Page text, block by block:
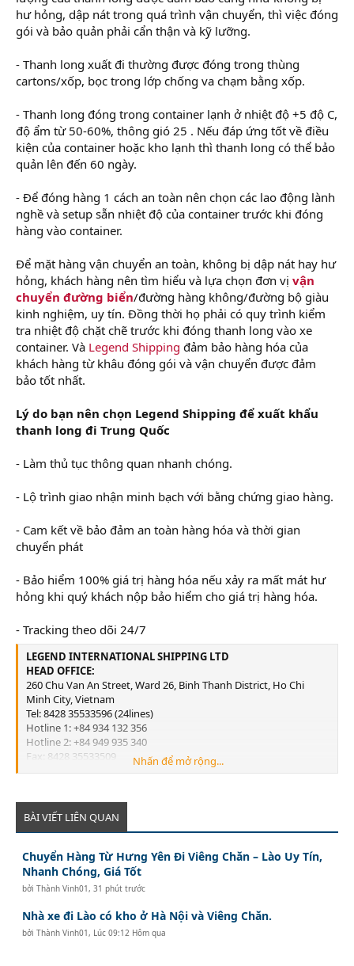
hư hỏng, dập nát trong quá trình vận chuyển, thì việc đóng
gói và bảo quản phải cẩn thận và kỹ lưỡng.
- Thanh long xuất đi thường được đóng trong thùng
cartons/xốp, bọc trong lớp chống va chạm bằng xốp.
- Thanh long đóng trong container lạnh ở nhiệt độ +5 độ C,
độ ẩm từ 50-60%, thông gió 25 . Nếu đáp ứng tốt về điều
kiện của container hoặc kho lạnh thì thanh long có thể bảo
quản lên đến 60 ngày.
- Để đóng hàng 1 cách an toàn nên chọn các lao động lành
nghề và setup sẵn nhiệt độ của container trước khi đóng
hàng vào container.
Để mặt hàng vận chuyển an toàn, không bị dập nát hay hư
hỏng, khách hàng nên tìm hiểu và lựa chọn đơn vị vận
chuyển đường biển/đường hàng không/đường bộ giàu
kinh nghiệm, uy tín. Đồng thời họ phải có quy trình kiểm
tra nhiệt độ chặt chẽ trước khi đóng thanh long vào xe
container. Và Legend Shipping đảm bảo hàng hóa của
khách hàng từ khâu đóng gói và vận chuyển được đảm
bảo tốt nhất.
Lý do bạn nên chọn Legend Shipping để xuất khẩu
thanh long đi Trung Quốc
- Làm thủ tục thông quan nhanh chóng.
- Lộ trình giao nhận minh bạch với bằng chứng giao hàng.
- Cam kết về bảo đảm an toàn hàng hóa và thời gian
chuyển phát
- Bảo hiểm 100% giá trị hàng hóa nếu xảy ra mất mát hư
hỏng khi quý khách nộp bảo hiểm cho giá trị hàng hóa.
- Tracking theo dõi 24/7
LEGEND INTERNATIONAL SHIPPING LTD
HEAD OFFICE:
260 Chu Van An Street, Ward 26, Binh Thanh District, Ho Chi
Minh City, Vietnam
Tel: 8428 35533596 (24lines)
Hotline 1: +84 934 132 356
Hotline 2: +84 949 935 340
Fax: 8428 35533509
Email:info@legend-shipping.com
No.3 Le Thanh Tong Street, May To Ward, Ngo Quyen District,
Hai Phong City, Vietnam
Tel: 84225 3999679
Email:Lghp@legend-shipping.com
Nhấn để mở rộng...
BÀI VIẾT LIÊN QUAN
Chuyển Hàng Từ Hưng Yên Đi Viêng Chăn – Lào Uy Tín,
Nhanh Chóng, Giá Tốt
bởiThành Vinh01 ,31 phút trước
Nhà xe đi Lào có kho ở Hà Nội và Viêng Chăn.
bởiThành Vinh01 , Lúc 09:12 Hôm qua